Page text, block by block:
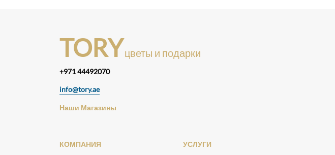
TORYцветы и подарки
+971 44492070
info@tory.ae
Наши Магазины
КОМПАНИЯ УСЛУГИ